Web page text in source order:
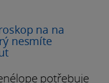
na na
nesmíte
potřebuje